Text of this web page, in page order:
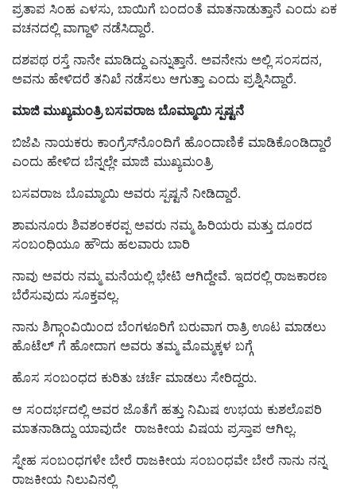
ಪ್ರತಾಪ ಸಿಂಹ ಎಳಸು, ಬಾಯಿಗೆ ಬಂದಂತೆ ಮಾತನಾಡುತ್ತಾನೆ ಎಂದು ಏಕ
ವಚನದಲ್ಲಿ ವಾಗ್ದಾಳಿ ನಡೆಸಿದ್ದಾರೆ.
ದಶಪಥ ರಸ್ತೆ ನಾನೇ ಮಾಡಿದ್ದು ಎನ್ನುತ್ತಾನೆ. ಅವನೇನು ಅಲ್ಲಿ ಸಂಸದನ,
ಅವನು ಹೇಳಿದರೆ ತನಿಖೆ ನಡೆಸಲು ಆಗುತ್ತಾ ಎಂದು ಪ್ರಶ್ನಿಸಿದ್ದಾರೆ.
ಮಾಜಿ ಮುಖ್ಯಮಂತ್ರಿ ಬಸವರಾಜ ಬೊಮ್ಮಾಯಿ ಸ್ಪಷ್ಟನೆ
ಬಿಜೆಪಿ ನಾಯಕರು ಕಾಂಗ್ರೆಸ್‌ನೊಂದಿಗೆ ಹೊಂದಾಣಿಕೆ ಮಾಡಿಕೊಂಡಿದ್ದಾರೆ
ಎಂದು ಹೇಳಿದ ಬೆನ್ನಲ್ಲೇ ಮಾಜಿ ಮುಖ್ಯಮಂತ್ರಿ
ಬಸವರಾಜ ಬೊಮ್ಮಾಯಿ ಅವರು ಸ್ಪಷ್ಟನೆ ನೀಡಿದ್ದಾರೆ.
ಶಾಮನೂರು ಶಿವಶಂಕರಪ್ಪ ಅವರು ನಮ್ಮ ಹಿರಿಯರು ಮತ್ತು ದೂರದ
ಸಂಬಂಧಿಯೂ ಹೌದು ಹಲವಾರು ಬಾರಿ
ನಾವು ಅವರು ನಮ್ಮ ಮನೆಯಲ್ಲಿ ಭೇಟಿ ಆಗಿದ್ದೇವೆ. ಇದರಲ್ಲಿ ರಾಜಕಾರಣ
ಬೆರೆಸುವುದು ಸೂಕ್ತವಲ್ಲ.
ನಾನು ಶಿಗ್ಗಾಂವಿಯಿಂದ ಬೆಂಗಳೂರಿಗೆ ಬರುವಾಗ ರಾತ್ರಿ‌ ಊಟ ಮಾಡಲು
ಹೊಟೆಲ್ ಗೆ ಹೋದಾಗ ಅವರು ತಮ್ಮ ಮೊಮ್ಮಕ್ಕಳ ಬಗ್ಗೆ
ಹೊಸ ಸಂಬಂಧದ ಕುರಿತು ಚರ್ಚೆ ಮಾಡಲು ಸೇರಿದ್ದರು.
ಆ ಸಂದರ್ಭದಲ್ಲಿ ಅವರ ಜೊತೆಗೆ ಹತ್ತು ನಿಮಿಷ ಉಭಯ ಕುಶಲೊಪರಿ
ಮಾತನಾಡಿದ್ದು ಯಾವುದೇ ರಾಜಕೀಯ ವಿಷಯ ಪ್ರಸ್ತಾಪ ಆಗಿಲ್ಲ.
ಸ್ನೇಹ ಸಂಬಂಧಗಳೇ ಬೇರೆ ರಾಜಕೀಯ ಸಂಬಂಧವೇ ಬೇರೆ ನಾನು ನನ್ನ
ರಾಜಕೀಯ ನಿಲುವಿನಲ್ಲಿ